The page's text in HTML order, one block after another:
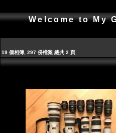
Welcome to My
19 個相簿, 297 份檔案 總共 2 頁